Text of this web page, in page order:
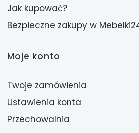
Jak kupować?
Bezpieczne zakupy w
Moje konto
Twoje zamówienia
Ustawienia konta
Przechowalnia